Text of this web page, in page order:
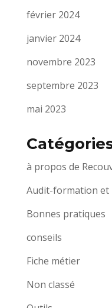
février 2024
janvier 2024
novembre 2023
septembre 2023
mai 2023
à propos de
Audit-formation et
Bonnes pratiques
conseils
Fiche métier
Non classé